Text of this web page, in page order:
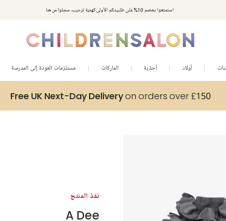
استمتعوا بخصم 10% على طلبيتكم الأولى كهدية ترحيب. سجلوا من هنا
أولاد أحذية الماركات مستلزمات العودة إلى المدرسة
Free UK Next-Day Deliveryon orders over £150
نفذ المنتج
A Dee